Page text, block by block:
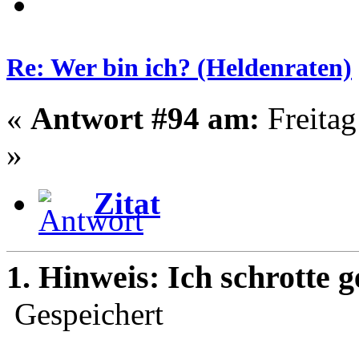
Re: Wer bin ich? (Heldenraten)
« Antwort #94 am:
»
Zitat
1. Hinweis: Ich schrotte
Gespeichert